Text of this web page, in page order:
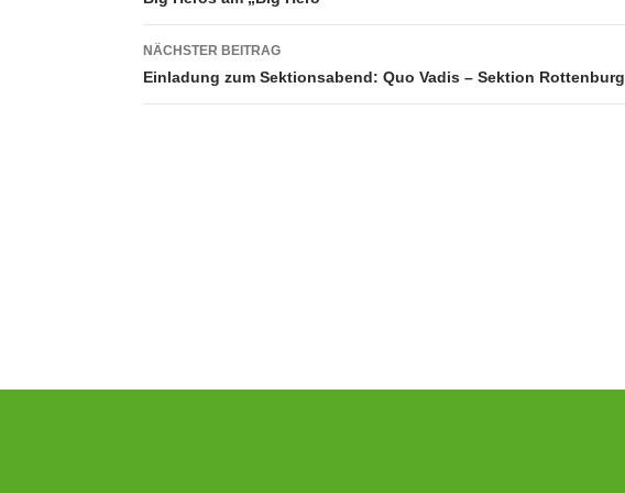
NÄCHSTER BEITRAG
Einladung zum Sektionsabend: Quo Vadis – Sektion